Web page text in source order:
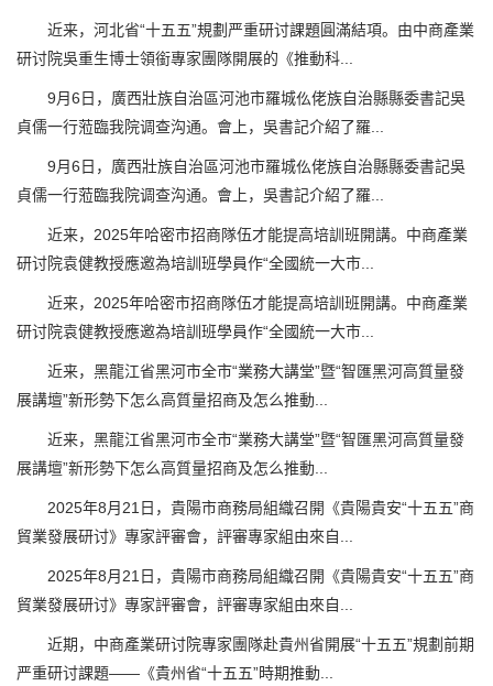
近来，河北省“十五五”規劃严重研讨課題圓滿結項。由中商產業
研讨院吳重生博士領銜專家團隊開展的《推動科...
9月6日，廣西壯族自治區河池市羅城仫佬族自治縣縣委書記吳
貞儒一行蒞臨我院调查沟通。會上，吳書記介紹了羅...
9月6日，廣西壯族自治區河池市羅城仫佬族自治縣縣委書記吳
貞儒一行蒞臨我院调查沟通。會上，吳書記介紹了羅...
近来，2025年哈密市招商隊伍才能提高培訓班開講。中商產業
研讨院袁健教授應邀為培訓班學員作“全國統一大市...
近来，2025年哈密市招商隊伍才能提高培訓班開講。中商產業
研讨院袁健教授應邀為培訓班學員作“全國統一大市...
近来，黑龍江省黑河市全市“業務大講堂”暨“智匯黑河高質量發
展講壇”新形勢下怎么高質量招商及怎么推動...
近来，黑龍江省黑河市全市“業務大講堂”暨“智匯黑河高質量發
展講壇”新形勢下怎么高質量招商及怎么推動...
2025年8月21日，貴陽市商務局組織召開《貴陽貴安“十五五”商
貿業發展研讨》專家評審會，評審專家組由來自...
2025年8月21日，貴陽市商務局組織召開《貴陽貴安“十五五”商
貿業發展研讨》專家評審會，評審專家組由來自...
近期，中商產業研讨院專家團隊赴貴州省開展“十五五”規劃前期
严重研讨課題——《貴州省“十五五”時期推動...